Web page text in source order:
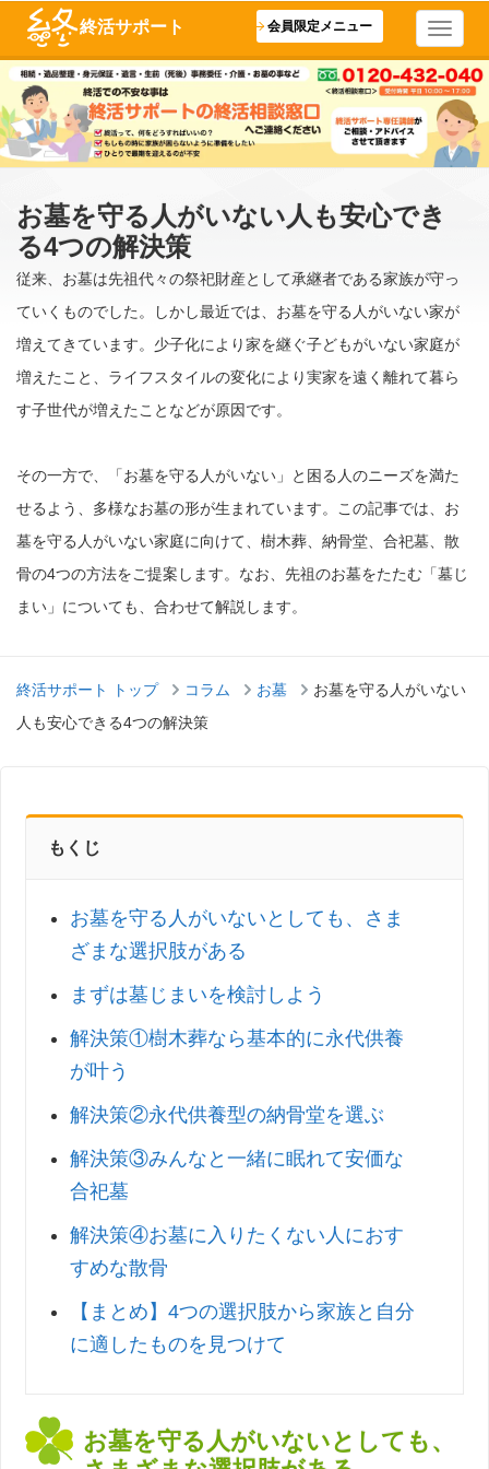
終活サポート 会員限定メニュー
お墓を守る人がいない人も安心でき
る4つの解決策
従来、お墓は先祖代々の祭祀財産として承継者である家族が守っ
ていくものでした。しかし最近では、お墓を守る人がいない家が
増えてきています。少子化により家を継ぐ子どもがいない家庭が
増えたこと、ライフスタイルの変化により実家を遠く離れて暮ら
す子世代が増えたことなどが原因です。
その一方で、「お墓を守る人がいない」と困る人のニーズを満た
せるよう、多様なお墓の形が生まれています。この記事では、お
墓を守る人がいない家庭に向けて、樹木葬、納骨堂、合祀墓、散
骨の4つの方法をご提案します。なお、先祖のお墓をたたむ「墓じ
まい」についても、合わせて解説します。
終活サポート トップ コラム お墓
お墓を守る人がいない
人も安心できる4つの解決策
もくじ
お墓を守る人がいないとしても、さま
ざまな選択肢がある
まずは墓じまいを検討しよう
解決策①樹木葬なら基本的に永代供養
が叶う
解決策②永代供養型の納骨堂を選ぶ
解決策③みんなと一緒に眠れて安価な
合祀墓
解決策④お墓に入りたくない人におす
すめな散骨
【まとめ】4つの選択肢から家族と自分
に適したものを見つけて
お墓を守る人がいないとしても、